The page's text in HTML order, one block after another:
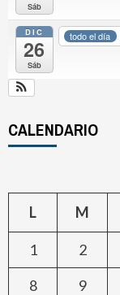
Sáb
DIC
26
Sáb
todo el día
CALENDARIO
L M
1 2
8
9